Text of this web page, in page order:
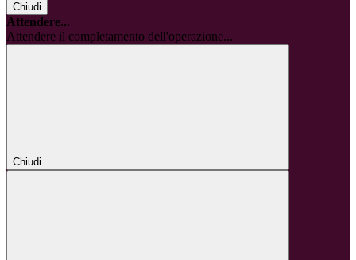
Chiudi
Attendere...
Attendere il completamento dell'operazione...
Chiudi